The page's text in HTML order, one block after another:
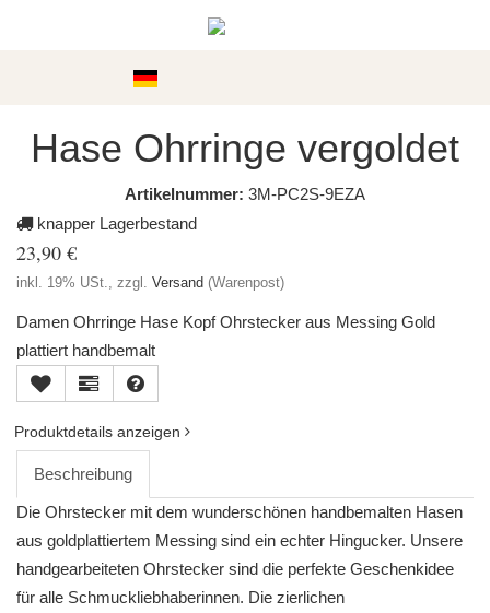
Hase Ohrringe vergoldet
Artikelnummer: 3M-PC2S-9EZA
knapper Lagerbestand
23,90 €
inkl. 19% USt., zzgl. Versand (Warenpost)
Damen Ohrringe Hase Kopf Ohrstecker aus Messing Gold
plattiert handbemalt
Produktdetails anzeigen
Beschreibung
Die Ohrstecker mit dem wunderschönen handbemalten Hasen
aus goldplattiertem Messing sind ein echter Hingucker. Unsere
handgearbeiteten Ohrstecker sind die perfekte Geschenkidee
für alle Schmuckliebhaberinnen. Die zierlichen